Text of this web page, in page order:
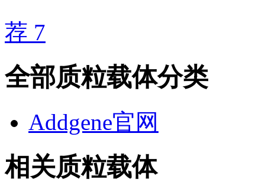
荐 7
全部质粒载体分类
Addgene官网
相关质粒载体